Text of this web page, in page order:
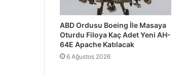
ABD Ordusu Boeing İle Masaya
Oturdu Filoya Kaç Adet Yeni AH-
64E Apache Katılacak
6 Ağustos 2026